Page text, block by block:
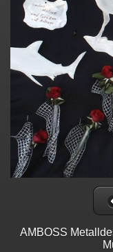
AMBOSS